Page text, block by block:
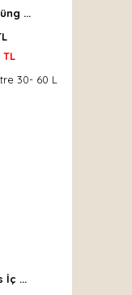
...
TL
İç ...